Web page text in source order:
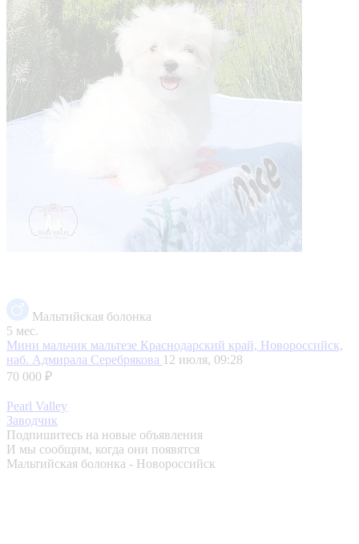
Мальтийская болонка
5 мес.
Мини мальчик мальтезе Краснодарский край, Новороссийск,
наб. Адмирала Серебрякова 12 июля, 09:28
70 000 ₽
Pearl Valley
Заводчик
Подпишитесь на новые объявления
И мы сообщим, когда они появятся
Мальтийская болонка - Новороссийск